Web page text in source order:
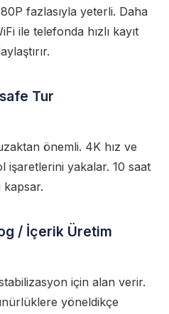
fazlasıyla yeterli. Daha
ile telefonda hızlı kayıt
Tur
önemli. 4K hız ve
işaretlerini yakalar. 10 saat
/ İçerik Üretim
için alan verir.
yöneldikçe